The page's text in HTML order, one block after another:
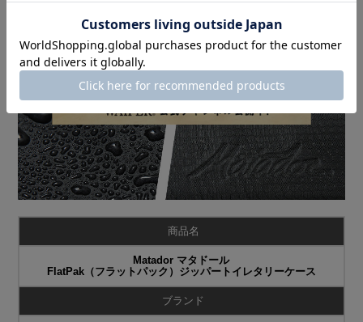
商品名
Matador マタドール
FlatPak（フラットパック）ジッパートイレタリーケース
ブランド